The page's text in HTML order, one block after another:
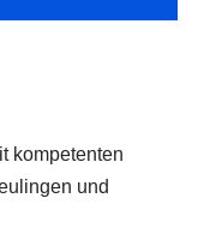
kompetenten
und